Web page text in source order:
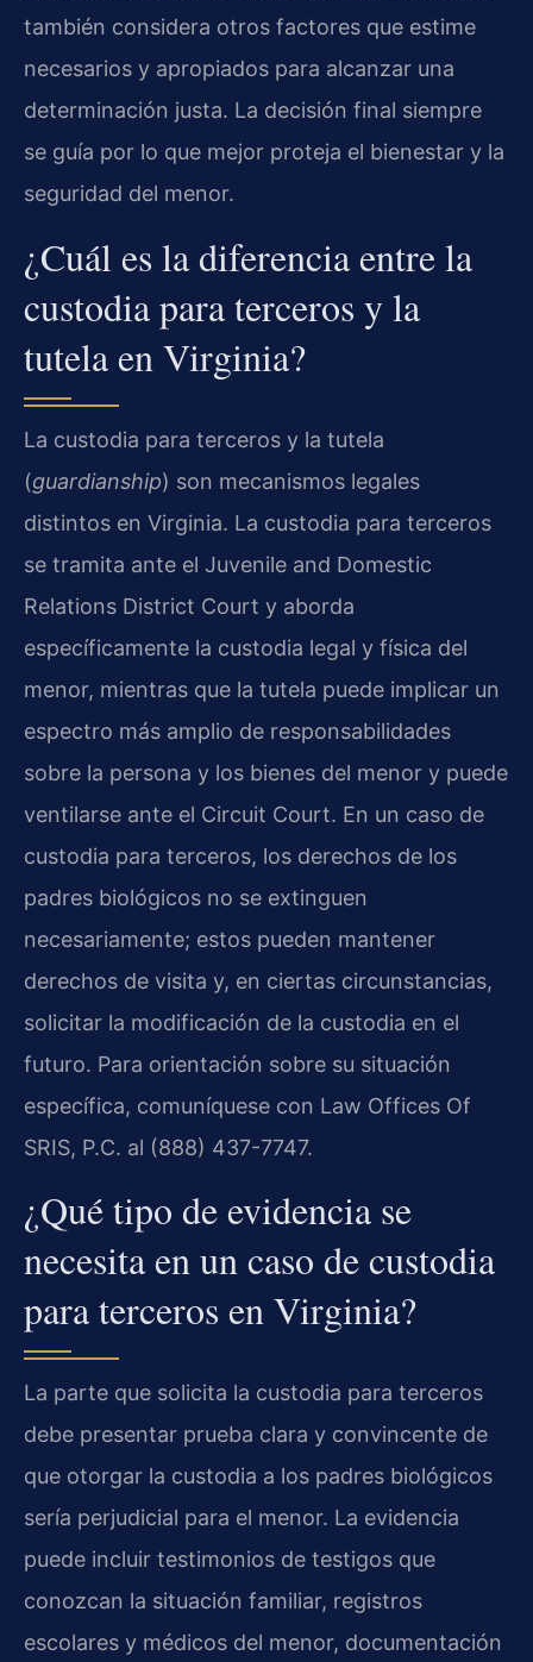
también considera otros factores que estime
necesarios y apropiados para alcanzar una
determinación justa. La decisión final siempre
se guía por lo que mejor proteja el bienestar y la
seguridad del menor.
¿Cuál es la diferencia entre la
custodia para terceros y la
tutela en Virginia?
La custodia para terceros y la tutela
(guardianship) son mecanismos legales
distintos en Virginia. La custodia para terceros
se tramita ante el Juvenile and Domestic
Relations District Court y aborda
específicamente la custodia legal y física del
menor, mientras que la tutela puede implicar un
espectro más amplio de responsabilidades
sobre la persona y los bienes del menor y puede
ventilarse ante el Circuit Court. En un caso de
custodia para terceros, los derechos de los
padres biológicos no se extinguen
necesariamente; estos pueden mantener
derechos de visita y, en ciertas circunstancias,
solicitar la modificación de la custodia en el
futuro. Para orientación sobre su situación
específica, comuníquese con Law Offices Of
SRIS, P.C. al (888) 437-7747.
¿Qué tipo de evidencia se
necesita en un caso de custodia
para terceros en Virginia?
La parte que solicita la custodia para terceros
debe presentar prueba clara y convincente de
que otorgar la custodia a los padres biológicos
sería perjudicial para el menor. La evidencia
puede incluir testimonios de testigos que
conozcan la situación familiar, registros
escolares y médicos del menor, documentación